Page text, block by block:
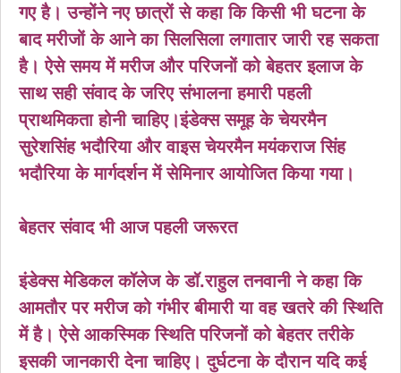
गए है। उन्होंने नए छात्रों से कहा कि किसी भी घटना के
बाद मरीजों के आने का सिलसिला लगातार जारी रह सकता
है। ऐसे समय में मरीज और परिजनों को बेहतर इलाज के
साथ सही संवाद के जरिए संभालना हमारी पहली
प्राथमिकता होनी चाहिए।इंडेक्स समूह के चेयरमैन
सुरेशसिंह भदौरिया और वाइस चेयरमैन मयंकराज सिंह
भदौरिया के मार्गदर्शन में सेमिनार आयोजित किया गया।
बेहतर संवाद भी आज पहली जरूरत
इंडेक्स मेडिकल कॉलेज के डॉ.राहुल तनवानी ने कहा कि
आमतौर पर मरीज को गंभीर बीमारी या वह खतरे की स्थिति
में है। ऐसे आकस्मिक स्थिति परिजनों को बेहतर तरीके
इसकी जानकारी देना चाहिए। दुर्घटना के दौरान यदि कई